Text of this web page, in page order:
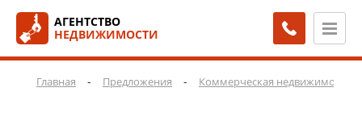
АГЕНТСТВО
НЕДВИЖИМОСТИ
Главная - Предложения - Коммерческая недвижимость